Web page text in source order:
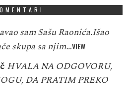
sam Sašu Raonića.Išao
skupa sa njim…VIEW
HVALA NA ODGOVORU,
DA PRATIM PREKO